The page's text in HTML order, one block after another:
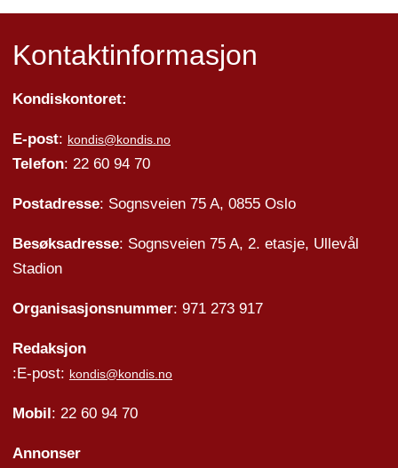
Kontaktinformasjon
Kondiskontoret:
E-post: kondis@kondis.no
Telefon: 22 60 94 70
Postadresse: Sognsveien 75 A, 0855 Oslo
Besøksadresse: Sognsveien 75 A, 2. etasje, Ullevål
Stadion
Organisasjonsnummer: 971 273 917
Redaksjon
:E-post: kondis@kondis.no
Mobil: 22 60 94 70
Annonser